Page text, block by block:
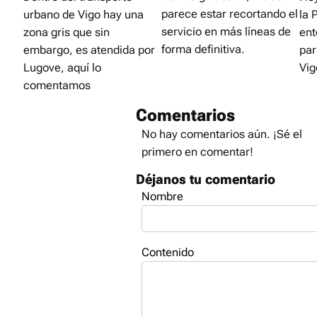
urbano de Vigo hay una
zona gris que sin
embargo, es atendida por
Lugove, aquí lo
comentamos
parece estar recortando el
servicio en más líneas de
forma definitiva.
la
Comentarios
No hay comentarios aún. ¡Sé el
primero en comentar!
Déjanos tu comentario
Nombre
Contenido